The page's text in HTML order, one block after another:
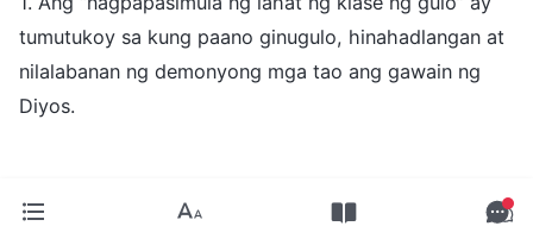
tumutukoy sa kung paano ginugulo, hinahadlangan at
nilalabanan ng demonyong mga tao ang gawain ng
Diyos.